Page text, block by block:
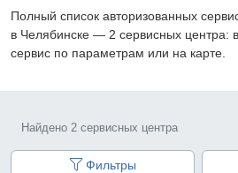
Полный список авторизованных
в Челябинске — 2 сервисных центра:
сервис по параметрам или на карте.
Найдено 2 сервисных центра
Фильтры